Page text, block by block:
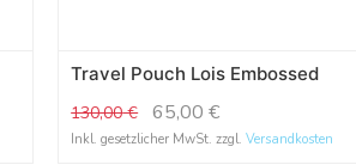
Travel Pouch Lois Embossed
130,00€ 65,00 €
Inkl. gesetzlicher MwSt. zzgl.Versandkosten